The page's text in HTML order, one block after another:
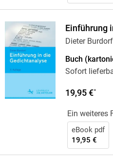
Einführung
Dieter Burdorf
Buch
Sofort
19,95 €*
Ein weiteres
eBook pdf
19,95 €